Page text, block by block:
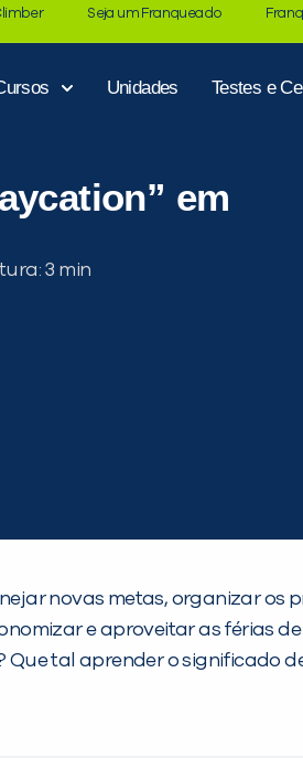
Seja um Franqueado
Unidades Testes e
em
novas metas, organizar
e aproveitar as férias
tal aprender o significado